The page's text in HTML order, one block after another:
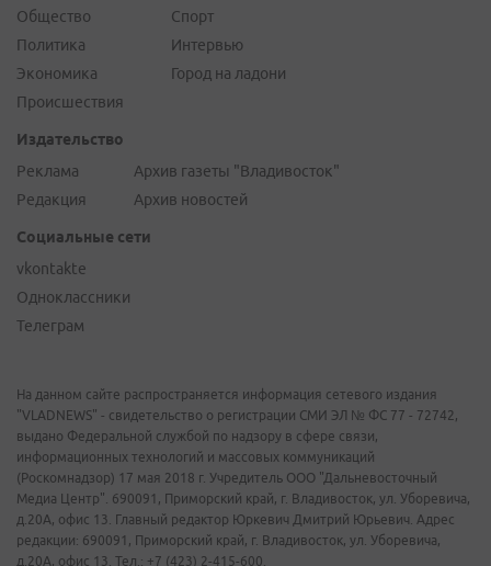
Общество
Политика
Экономика
Происшествия
Спорт
Интервью
Город на ладони
Издательство
Реклама
Редакция
Архив газеты "Владивосток"
Архив новостей
Социальные сети
vkontakte
Одноклассники
Телеграм
На данном сайте распространяется информация сетевого издания
"VLADNEWS" - свидетельство о регистрации СМИ ЭЛ № ФС 77 - 72742,
выдано Федеральной службой по надзору в сфере связи,
информационных технологий и массовых коммуникаций
(Роскомнадзор) 17 мая 2018 г. Учредитель ООО "Дальневосточный
Медиа Центр". 690091, Приморский край, г. Владивосток, ул. Уборевича,
д.20А, офис 13. Главный редактор Юркевич Дмитрий Юрьевич. Адрес
редакции: 690091, Приморский край, г. Владивосток, ул. Уборевича,
д.20А, офис 13. Тел.: +7 (423) 2-415-600.